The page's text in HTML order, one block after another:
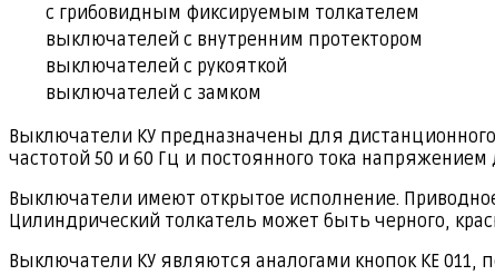
с грибовидным фиксируемым толкателем
выключателей с внутренним протектором
выключателей с рукояткой
выключателей с замком
Выключатели КУ предназначены для
частотой 50 и 60 Гц и постоянного тока напряжением
Выключатели имеют открытое исполнение.
Цилиндрический толкатель может быть черного,
Выключатели КУ являются аналогами кнопок КЕ 011,